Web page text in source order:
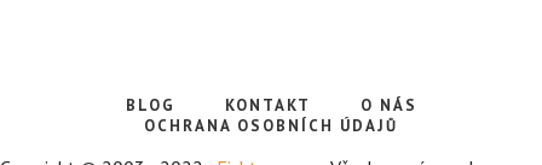
BLOG KONTAKT
O NÁS
OCHRANA OSOBNÍCH ÚDAJŮ